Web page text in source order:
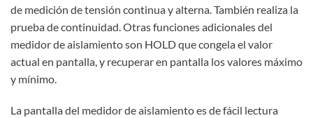
de medición de tensión continua y alterna. También realiza la
prueba de continuidad. Otras funciones adicionales del
medidor de aislamiento son HOLD que congela el valor
actual en pantalla, y recuperar en pantalla los valores máximo
y mínimo.
La pantalla del medidor de aislamiento es de fácil lectura